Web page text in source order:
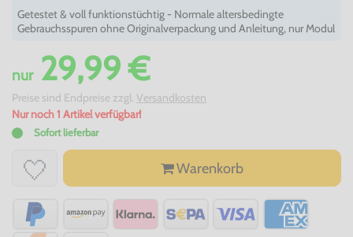
Getestet & voll funktionstüchtig - Normale altersbedingte
Gebrauchsspuren ohne Originalverpackung und Anleitung, nur Modul
nur29,99 €
Preise sind Endpreise zzgl. Versandkosten
Nur noch 1 Artikel verfügbar!
Sofort lieferbar
Warenkorb